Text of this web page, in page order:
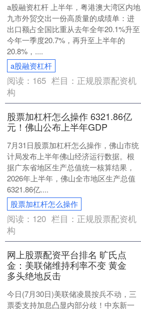
a股融资杠杆 上半年，粤港澳大湾区内地
九市外贸交出一份高质量的成绩单：进
出口额占全国比重从去年全年20.1%升至
今年一季度20.7%，再升至上半年的
20.8%，....
a股融资杠杆
阅读： 165 栏目： 正规股票配资机
构
股票加杠杆怎么操作 6321.86亿
元！佛山公布上半年GDP
7月31日股票加杠杆怎么操作，佛山市统
计局发布上半年佛山经济运行数据。根
据广东省地区生产总值统一核算结果，
2026年上半年，佛山全市地区生产总值
6321.86亿....
股票加杠杆怎么操作
阅读： 120 栏目： 正规股票配资机
构
网上股票配资平台排名 旷氏点
金：美联储维持利率不变 黄金
多头绝地反击
今日(7月30日)美联储凌晨按兵不动，三
票委支持加息凸显内部分歧！中东新一